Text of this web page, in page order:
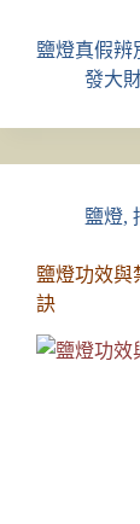
鹽燈真假
發大
鹽燈,
鹽燈功效與
訣